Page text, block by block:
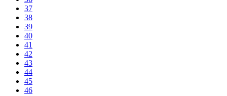
37
38
39
40
41
42
43
44
45
46